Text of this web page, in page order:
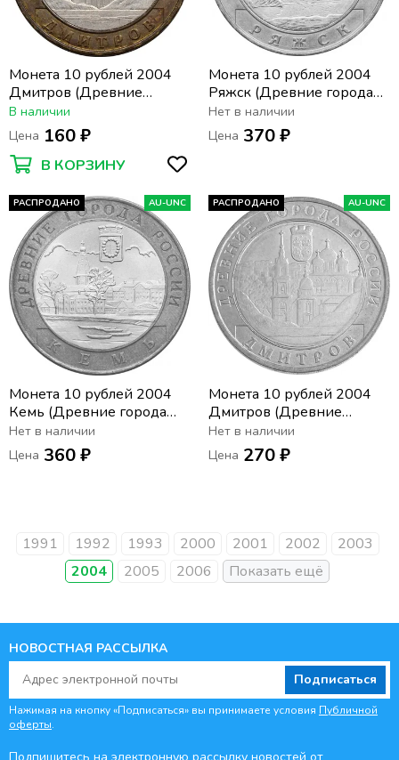
Монета 10 рублей 2004
Дмитров (Древние
города России)
В наличии
Цена 160 ₽
В КОРЗИНУ
Монета 10 рублей 2004
Ряжск (Древние города
России), мешковая
сохранность
Нет в наличии
Цена 370 ₽
РАСПРОДАНО AU-UNC
Монета 10 рублей 2004
Кемь (Древние города
России), мешковая
сохранность
Нет в наличии
Цена 360 ₽
РАСПРОДАНО AU-UNC
Монета 10 рублей 2004
Дмитров (Древние
города России), мешковая
сохранность
Нет в наличии
Цена 270 ₽
1991 1992 1993 2000 2001 2002
2003
2004
2005 2006
НОВОСТНАЯ РАССЫЛКА
Подписаться
Нажимая на кнопку «Подписаться» вы принимаете условия Публичной
оферты.